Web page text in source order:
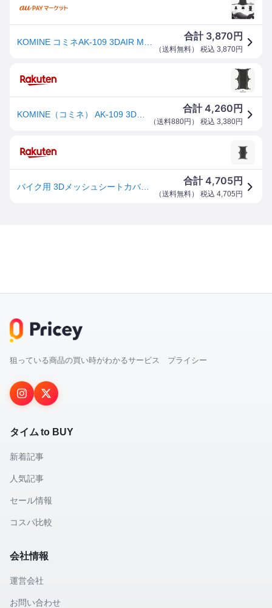
合計 3,870 円
（送料無料） 税込 3,870円
合計4,260 円
（送料880円 ） 税込 3,380円
バイク用 3Dメッシュシートカバー2Lアンチスリップ ブラック XL AK-109 891 メッシュ素材
合計4,705円
（送料無料） 税込 4,705 円
狙っている商品の買い時がわかるサービス プライシー
タイム to BUY
新着記事
人気記事
セール情報
コスパ比較
会社情報
運営会社
お問い合わせ